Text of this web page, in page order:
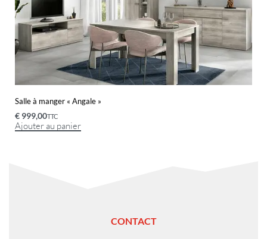
Salle à manger « Angale »
€ 999,00TTC
Ajouter au panier
CONTACT